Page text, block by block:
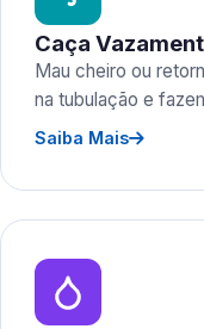
Caça
Mau cheiro ou
na tubulação e
Saiba Mais